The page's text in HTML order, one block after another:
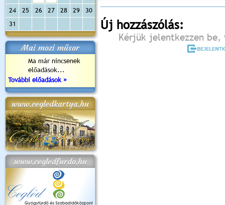
24
25 26 27 28 29
30
31
Mai mozi műsor
Ma már nincsenek
előadások...
További előadások »
www.cegledkartya.hu
www.cegledfurdo.hu
Új hozzászólás:
Kérjük jelentkezzen be,